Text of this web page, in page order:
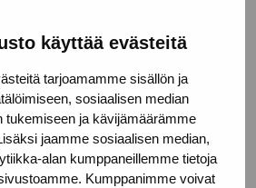
käyttää evästeitä
tarjoamamme sisällön ja
sosiaalisen median
tukemiseen ja kävijämäärämme
jaamme sosiaalisen median,
alan kumppaneillemme tietoja
Kumppanimme voivat
Foundation